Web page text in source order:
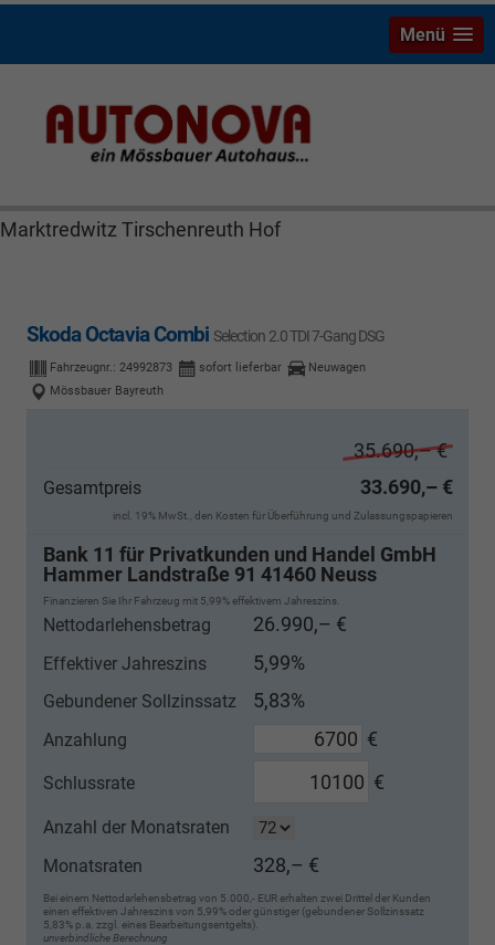
Skoda Octavia Bayreuth Nützel Mössbauer Autonova
Brucker Räthel MGS Autohaus günstig Finanzierung
Marktredwitz Tirschenreuth Hof
Menü
Skoda Octavia Combi Selection 2.0 TDI 7-Gang DSG
Fahrzeugnr.: 24992873 sofort lieferbar
Neuwagen
Mössbauer Bayreuth
35.690,– €
Gesamtpreis 33.690,– €
incl. 19% MwSt., den Kosten für Überführung und Zulassungspapieren
Bank 11 für Privatkunden und Handel GmbH
Hammer Landstraße 91 41460 Neuss
Finanzieren Sie Ihr Fahrzeug mit 5,99% effektivem Jahreszins.
Nettodarlehensbetrag 26.990,– €
Effektiver Jahreszins 5,99%
Gebundener Sollzinssatz 5,83%
Anzahlung €
Schlussrate €
Anzahl der Monatsraten
Monatsraten
328,– €
Bei einem Nettodarlehensbetrag von 5.000,- EUR erhalten zwei Drittel der Kunden
einen effektiven Jahreszins von 5,99% oder günstiger (gebundener Sollzinssatz
5,83% p.a. zzgl. eines Bearbeitungsentgelts).
unverbindliche Berechnung